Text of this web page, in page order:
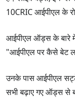
10CRIC आईपीएल के
आईपीएल ऑड्स के बारे में
"आईपीएल पर कैसे बेट
उनके पास आईपीएल
सभी बढ़ाए गए ऑड्स से